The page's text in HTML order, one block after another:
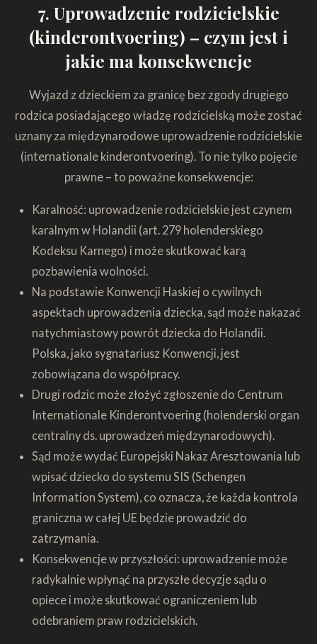
7. Uprowadzenie rodzicielskie
(kinderontvoering) – czym jest i
jakie ma konsekwencje
Wyjazd z dzieckiem za granicę bez zgody drugiego
rodzica posiadającego władzę rodzicielską może zostać
uznany za międzynarodowe uprowadzenie rodzicielskie
(internationale kinderontvoering). To nie tylko pojęcie
prawne – to poważne konsekwencje:
Karalność: uprowadzenie rodzicielskie jest czynem
karalnym w Holandii (art. 279 holenderskiego
Kodeksu Karnego) i może skutkować karą
pozbawienia wolności.
Na podstawie Konwencji Haskiej o cywilnych
aspektach uprowadzenia dziecka, sąd może nakazać
natychmiastowy powrót dziecka do Holandii.
Polska, jako sygnatariusz Konwencji, jest
zobowiązana do współpracy.
Drugi rodzic może złożyć zgłoszenie do Centrum
Internationale Kinderontvoering (holenderski organ
centralny ds. uprowadzeń międzynarodowych).
Sąd może wydać Europejski Nakaz Aresztowania lub
wpisać dziecko do systemu SIS (Schengen
Information System), co oznacza, że każda kontrola
graniczna w całej UE będzie prowadzić do
zatrzymania.
Konsekwencje w przyszłości: uprowadzenie może
radykalnie wpłynąć na przyszłe decyzje sądu o
opiece i może skutkować ograniczeniem lub
odebraniem praw rodzicielskich.